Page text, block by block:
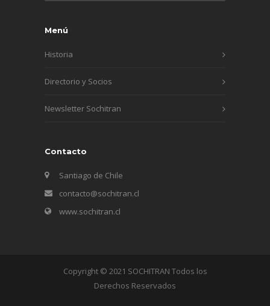
Menú
Historia
Directorio y Socios
Newsletter Sochitran
Contacto
Santiago de Chile
contacto@sochitran.cl
www.sochitran.cl
Copyright © 2021 SOCHITRAN Todos los
Derechos Reservados